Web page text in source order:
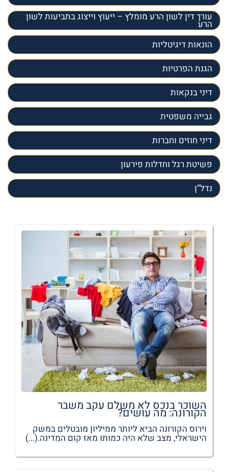
עורך דין לשון הרע מומלץ – ייעוץ וייצוג בתביעות לשון
הרע
הונאות דיגיטליות
הגנת הפרטיות
דיני בנקאות
גבייה משפטית
דיני חוזים וחברות
פשיטת רגל וחדלות פירעון
נדל”ן
השוכר בנכס לא משלם עקב משבר
הקורונה: מה עושים?
וירוס הקורונה הביא ליותר ממיליון מובטלים במשק
הישראלי, מצב שלא היה כמותו מאז קום המדינה.(...)